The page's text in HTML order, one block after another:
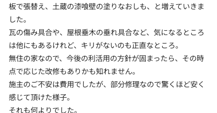
板で張替え、土蔵の漆喰壁の塗りなおしも、と増えていきま
した。
瓦の傷み具合や、屋根垂木の垂れ具合など、気になるところ
は他にもあるけれど、キリがないのも正直なところ。
無住の家なので、今後の利活用の方針が固まったら、その時
点で応じた改修もありかも知れません。
施主のご不安は費用でしたが、部分修理なので驚くほど安く
感じて頂けた様子。
それも何よりでした。